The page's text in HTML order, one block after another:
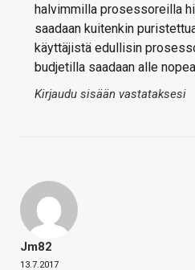
halvimmilla prosessoreilla
saadaan kuitenkin
käyttäjistä edullisin
budjetilla saadaan alle
Kirjaudu sisään vastataksesi
Jm82
13.7.2017